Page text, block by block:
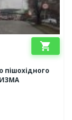
shopping_cart
пішохідного